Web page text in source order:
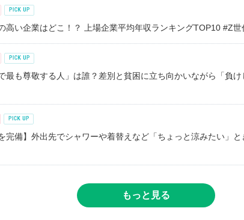
高い企業はどこ！？ 上場企業平均年収ランキングTOP10 #Z
最も尊敬する人」は誰？差別と貧困に立ち向かいながら「負
完備】外出先でシャワーや着替えなど「ちょっと涼みたい」
もっと見る